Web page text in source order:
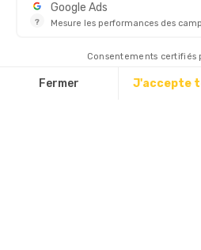
?
Google Ads
Mesure les performances des
Consentements certifiés
Fermer J'accepte